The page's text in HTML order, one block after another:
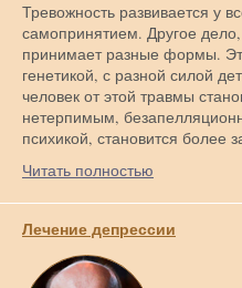
Тревожность развивается у
самопринятием. Другое
принимает разные формы.
генетикой, с разной силой
человек от этой травмы
нетерпимым,
психикой, становится более
Читать полностью
Лечение депрессии